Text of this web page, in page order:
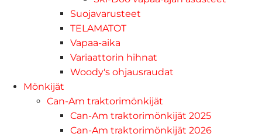
Suojavarusteet
TELAMATOT
Vapaa-aika
Variaattorin hihnat
Woody's ohjausraudat
Mönkijät
Can-Am traktorimönkijät
Can-Am traktorimönkijät 2025
Can-Am traktorimönkijät 2026